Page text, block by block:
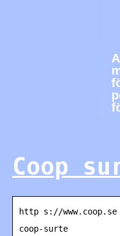
Coop
http s://
coop-surte